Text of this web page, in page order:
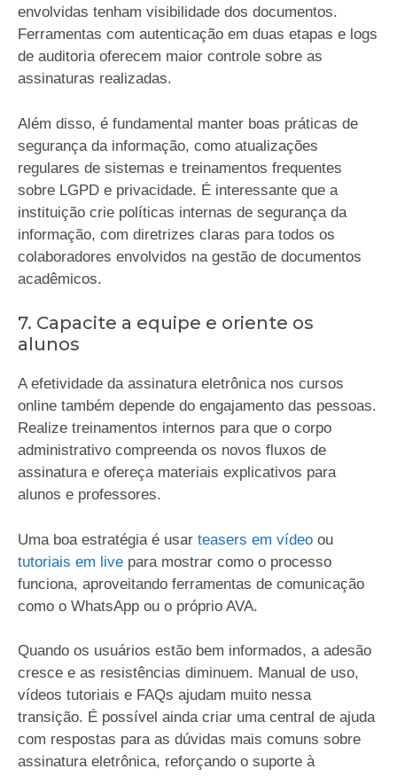
envolvidas tenham visibilidade dos documentos.
Ferramentas com autenticação em duas etapas e logs
de auditoria oferecem maior controle sobre as
assinaturas realizadas.
Além disso, é fundamental manter boas práticas de
segurança da informação, como atualizações
regulares de sistemas e treinamentos frequentes
sobre LGPD e privacidade. É interessante que a
instituição crie políticas internas de segurança da
informação, com diretrizes claras para todos os
colaboradores envolvidos na gestão de documentos
acadêmicos.
7. Capacite a equipe e oriente os
alunos
A efetividade da assinatura eletrônica nos cursos
online também depende do engajamento das pessoas.
Realize treinamentos internos para que o corpo
administrativo compreenda os novos fluxos de
assinatura e ofereça materiais explicativos para
alunos e professores.
Uma boa estratégia é usar teasers em vídeo ou
tutoriais em live para mostrar como o processo
funciona, aproveitando ferramentas de comunicação
como o WhatsApp ou o próprio AVA.
Quando os usuários estão bem informados, a adesão
cresce e as resistências diminuem. Manual de uso,
vídeos tutoriais e FAQs ajudam muito nessa
transição. É possível ainda criar uma central de ajuda
com respostas para as dúvidas mais comuns sobre
assinatura eletrônica, reforçando o suporte à